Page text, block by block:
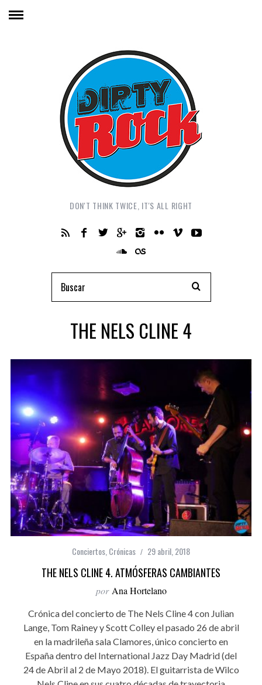
DON'T THINK TWICE, IT'S ALL RIGHT
THE NELS CLINE 4
Conciertos Crónicas 29 abril, 2018
THE NELS CLINE 4. ATMÓSFERAS CAMBIANTES
por Ana Hortelano
Crónica del concierto de The Nels Cline 4 con Julian
Lange, Tom Rainey y Scott Colley el pasado 26 de abril
en la madrileña sala Clamores, único concierto en
España dentro del International Jazz Day Madrid (del
24 de Abril al 2 de Mayo 2018). El guitarrista de Wilco